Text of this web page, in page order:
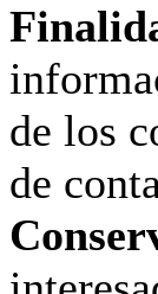
de los
de